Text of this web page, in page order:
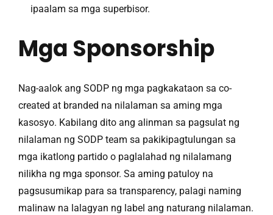
ipaalam sa mga superbisor.
Mga Sponsorship
Nag-aalok ang SODP ng mga pagkakataon sa co-
created at branded na nilalaman sa aming mga
kasosyo. Kabilang dito ang alinman sa pagsulat ng
nilalaman ng SODP team sa pakikipagtulungan sa
mga ikatlong partido o paglalahad ng nilalamang
nilikha ng mga sponsor. Sa aming patuloy na
pagsusumikap para sa transparency, palagi naming
malinaw na lalagyan ng label ang naturang nilalaman.